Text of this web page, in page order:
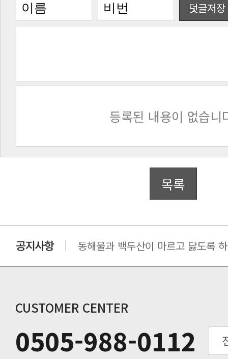
덧글저장
등록된 내용이 없습니
목록
동해물과 백두산이 마르고 닳도록
CUSTOMER CENTER
0505-988-0112